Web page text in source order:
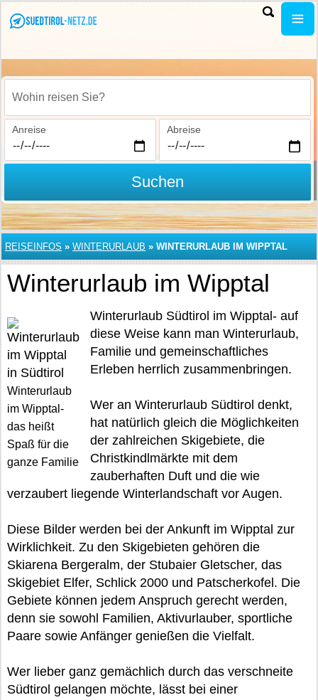
Wohin reisen Sie?
Anreise Abreise
Suchen
REISEINFOS » WINTERURLAUB » WINTERURLAUB IM WIPPTAL
Winterurlaub im Wipptal
Winterurlaub
im Wipptal-
das heißt
Spaß für die
ganze Familie
Winterurlaub Südtirol im Wipptal- auf
diese Weise kann man Winterurlaub,
Familie und gemeinschaftliches
Erleben herrlich zusammenbringen.
Wer an Winterurlaub Südtirol denkt,
hat natürlich gleich die Möglichkeiten
der zahlreichen Skigebiete, die
Christkindlmärkte mit dem
zauberhaften Duft und die wie
verzaubert liegende Winterlandschaft vor Augen.
Diese Bilder werden bei der Ankunft im Wipptal zur
Wirklichkeit. Zu den Skigebieten gehören die
Skiarena Bergeralm, der Stubaier Gletscher, das
Skigebiet Elfer, Schlick 2000 und Patscherkofel. Die
Gebiete können jedem Anspruch gerecht werden,
denn sie sowohl Familien, Aktivurlauber, sportliche
Paare sowie Anfänger genießen die Vielfalt.
Wer lieber ganz gemächlich durch das verschneite
Südtirol gelangen möchte, lässt bei einer